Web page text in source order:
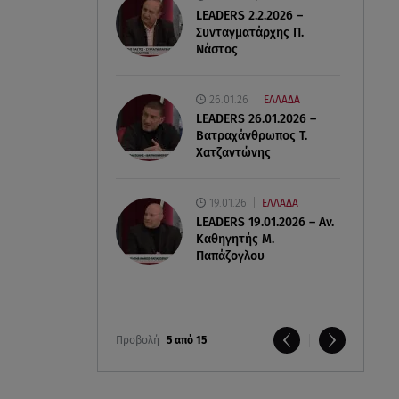
LEADERS 2.2.2026 –
Συνταγματάρχης Π.
Νάστος
26.01.26 ΕΛΛΑΔΑ
LEADERS 26.01.2026 –
Βατραχάνθρωπος Τ.
Χατζαντώνης
19.01.26 ΕΛΛΑΔΑ
LEADERS 19.01.2026 – Αν.
Καθηγητής Μ.
Παπάζογλου
Προβολή 5 από 15